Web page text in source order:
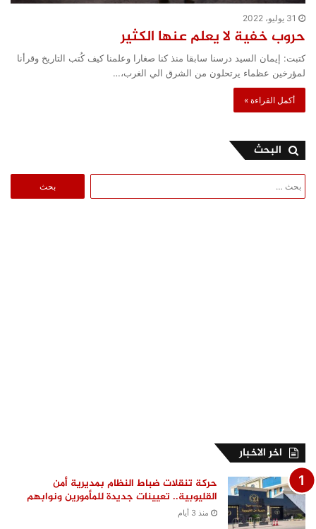
31 يوليو، 2022
حروب خفية لا يعلم عنها الكثير
كتبت: إيمان السيد درسنا سابقا منذ كنا صغارا وعلمنا كيف كُتب التاريخ وقرأنا
لمؤرخين عظماء يرتحلون من الشرق الي الغرب،…
أكمل القراءة »
البحث
عن:
اخر الاخبار
حركة تنقلات ضباط النظام بمديرية أمن
القليوبية.. تعيينات جديدة للمأمورين ونوابهم
منذ 3 أيام